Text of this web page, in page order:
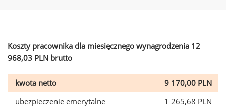
Koszty pracownika dla miesięcznego wynagrodzenia 12
968,03 PLN brutto
kwota netto
9 170,00 PLN
ubezpieczenie emerytalne
1 265,68 PLN